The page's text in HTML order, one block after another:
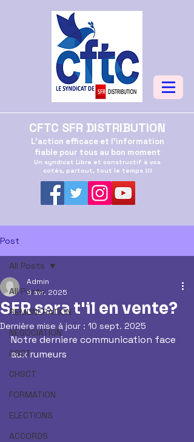
CFTC SFR DISTRIBUTION
L'action efficace et l'information
fiable pour tous au bon moment
Un syndicat Libre et constructif à vos
cotés, partout, tout le temps !!!
Post
All Posts
REMUNERATION
NEGOCIATION
CSST
CHSCT
FORMATION
ELECTIONS
ACCORDS
All Posts
SFR sera t'il en vente?
Admin
9 avr. 2025
Dernière mise à jour : 10 sept. 2025
Notre derniere communication face
aux rumeurs